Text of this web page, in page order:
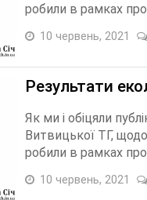
робили в рамках
10 червень, 2021
Результати
Як ми і обіцяли
Витвицької ТГ,
робили в рамках
10 червень, 2021